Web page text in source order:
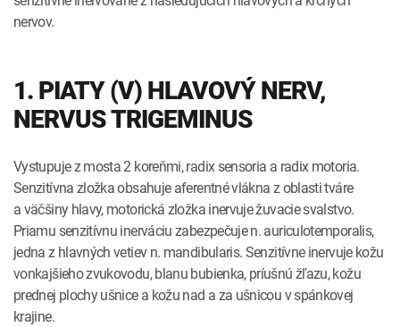
nervov.
1. PIATY (V) HLAVOVÝ NERV,
NERVUS TRIGEMINUS
Vystupuje z mosta 2 koreňmi, radix sensoria a radix motoria.
Senzitívna zložka obsahuje aferentné vlákna z oblasti tváre
a väčšiny hlavy, motorická zložka inervuje žuvacie svalstvo.
Priamu senzitívnu inerváciu zabezpečuje n. auriculotemporalis,
jedna z hlavných vetiev n. mandibularis. Senzitívne inervuje kožu
vonkajšieho zvukovodu, blanu bubienka, príušnú žľazu, kožu
prednej plochy ušnice a kožu nad a za ušnicou v spánkovej
krajine.